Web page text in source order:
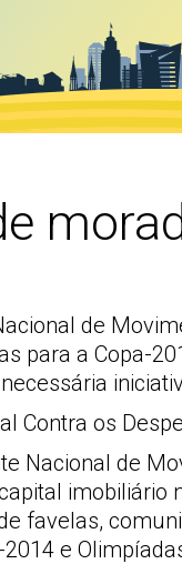
de
para a Copa-
Contra os
Nacional de
imobiliário
favelas,
e